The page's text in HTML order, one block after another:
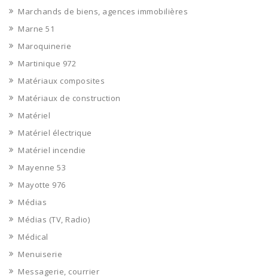
Marchands de biens, agences immobilières
Marne 51
Maroquinerie
Martinique 972
Matériaux composites
Matériaux de construction
Matériel
Matériel électrique
Matériel incendie
Mayenne 53
Mayotte 976
Médias
Médias (TV, Radio)
Médical
Menuiserie
Messagerie, courrier